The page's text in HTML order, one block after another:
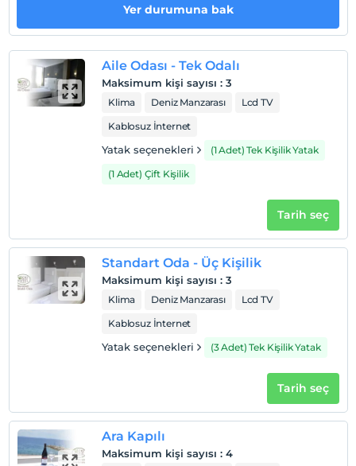
Haritada Göster
Otel koşulları
Check/in
En geç saat 11:00 ve öncesi
Odalarda sigara içilmez
Çocuklar
2 yaşına kadar olan bebekler ücretsizdir.
Her bir oda için 6 yaşına kadar 2 çocuk ücretsizdir
Yer durumuna bak
Aile Odası - Tek Odalı
Maksimum kişi sayısı : 3
Klima Deniz Manzarası
Lcd TV
Kablosuz İnternet
Yatak seçenekleri
(1 Adet) Tek Kişilik Yatak
(1 Adet) Çift Kişilik
Tarih seç
Standart Oda - Üç Kişilik
Maksimum kişi sayısı : 3
Klima Deniz Manzarası
Lcd TV
Kablosuz İnternet
Yatak seçenekleri (3 Adet) Tek Kişilik Yatak
Tarih seç
Ara Kapılı
Maksimum kişi sayısı : 4